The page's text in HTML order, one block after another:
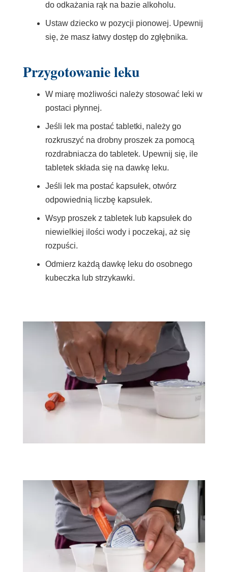
do odkażania rąk na bazie alkoholu.
Ustaw dziecko w pozycji pionowej. Upewnij
się, że masz łatwy dostęp do zgłębnika.
Przygotowanie leku
W miarę możliwości należy stosować leki w
postaci płynnej.
Jeśli lek ma postać tabletki, należy go
rozkruszyć na drobny proszek za pomocą
rozdrabniacza do tabletek. Upewnij się, ile
tabletek składa się na dawkę leku.
Jeśli lek ma postać kapsułek, otwórz
odpowiednią liczbę kapsułek.
Wsyp proszek z tabletek lub kapsułek do
niewielkiej ilości wody i poczekaj, aż się
rozpuści.
Odmierz każdą dawkę leku do osobnego
kubeczka lub strzykawki.